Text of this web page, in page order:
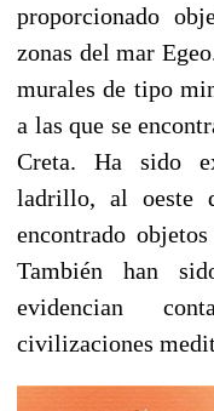
proporcionado
zonas del mar
murales de tipo
a las que se
Creta. Ha sido
ladrillo, al oeste
encontrado
También han
evidencian
civilizaciones